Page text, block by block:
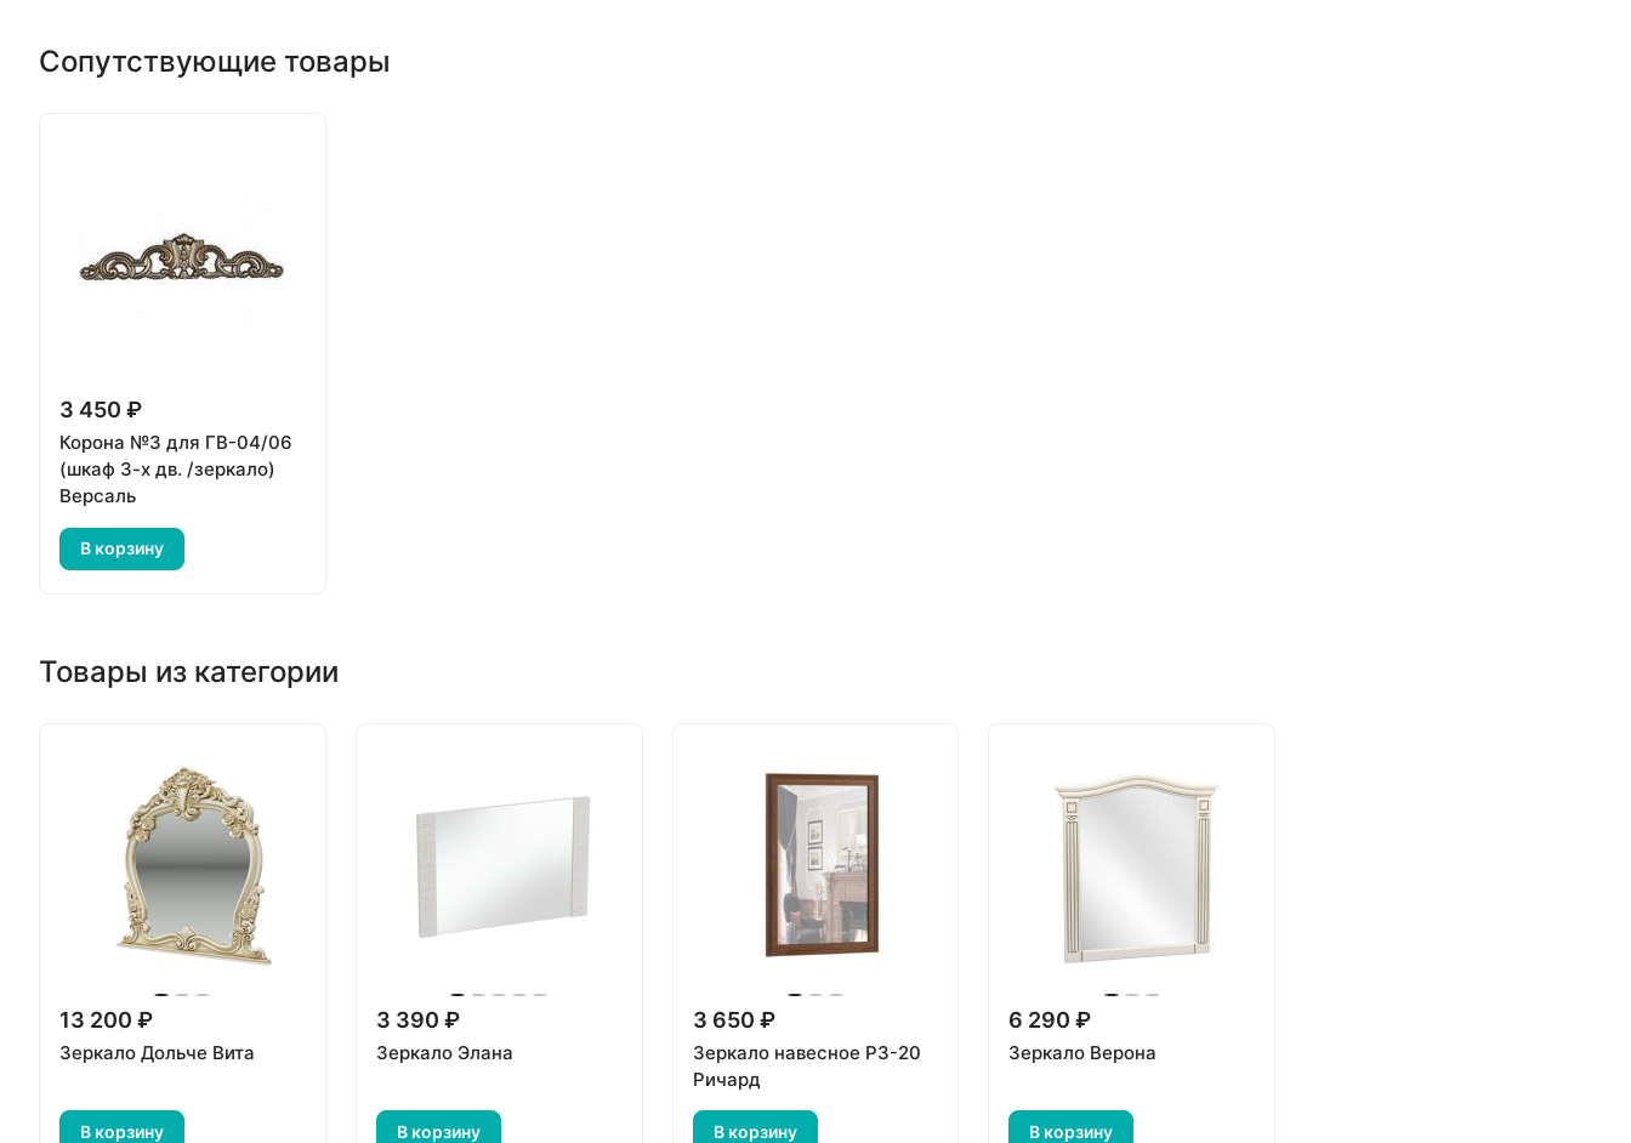
Сопутствующие товары
3 450 ₽
Корона №3 для ГВ-04/06
(шкаф 3-х дв. /зеркало)
Версаль
В корзину
Товары из категории
13 200 ₽
Зеркало Дольче Вита
В корзину
3 390 ₽
Зеркало Элана
В корзину
3 650 ₽
Зеркало навесное РЗ-20
Ричард
В корзину
6 290 ₽
Зеркало Верона
В корзину